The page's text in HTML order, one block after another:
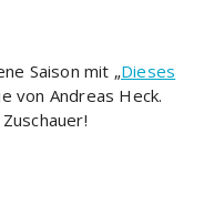
Saison mit „Dieses
von Andreas Heck.